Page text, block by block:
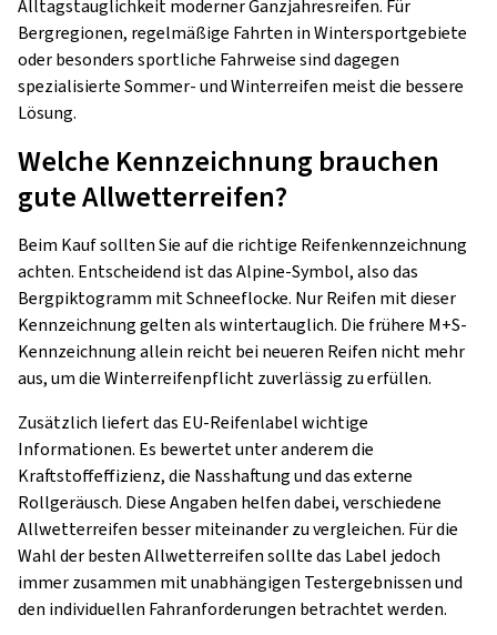
Alltagstauglichkeit moderner Ganzjahresreifen. Für
Bergregionen, regelmäßige Fahrten in Wintersportgebiete
oder besonders sportliche Fahrweise sind dagegen
spezialisierte Sommer- und Winterreifen meist die bessere
Lösung.
Welche Kennzeichnung brauchen
gute Allwetterreifen?
Beim Kauf sollten Sie auf die richtige Reifenkennzeichnung
achten. Entscheidend ist das Alpine-Symbol, also das
Bergpiktogramm mit Schneeflocke. Nur Reifen mit dieser
Kennzeichnung gelten als wintertauglich. Die frühere M+S-
Kennzeichnung allein reicht bei neueren Reifen nicht mehr
aus, um die Winterreifenpflicht zuverlässig zu erfüllen.
Zusätzlich liefert das EU-Reifenlabel wichtige
Informationen. Es bewertet unter anderem die
Kraftstoffeffizienz, die Nasshaftung und das externe
Rollgeräusch. Diese Angaben helfen dabei, verschiedene
Allwetterreifen besser miteinander zu vergleichen. Für die
Wahl der besten Allwetterreifen sollte das Label jedoch
immer zusammen mit unabhängigen Testergebnissen und
den individuellen Fahranforderungen betrachtet werden.